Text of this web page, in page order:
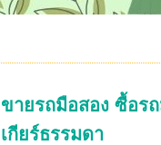
ขายรถมือสอง ซื้อร
เกียร์ธรรมดา